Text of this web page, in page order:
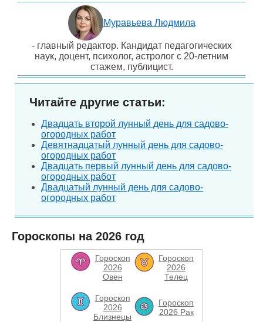
Муравьева Людмила
- главный редактор. Кандидат педагогических
наук, доцент, психолог, астролог с 20-летним
стажем, публицист.
Читайте другие статьи:
Двадцать второй лунный день для садово-
огородных работ
Девятнадцатый лунный день для садово-
огородных работ
Двадцать первый лунный день для садово-
огородных работ
Двадцатый лунный день для садово-
огородных работ
Гороскопы на 2026 год
Гороскоп
2026
Овен
Гороскоп
2026
Телец
Гороскоп
2026
Близнецы
Гороскоп
2026 Рак